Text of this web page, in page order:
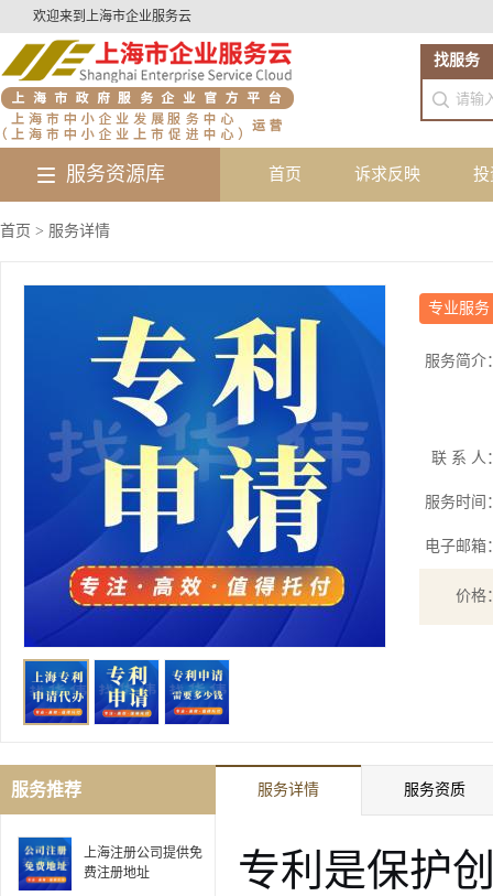
欢迎来到上海市企业服务云
找服务
服务资源库 首页 诉求反映 投
首页 > 服务详情
专业服务
服务简介
联 系 人
服务时间
电子邮箱
价格
服务推荐
上海注册公司提供免
费注册地址
服务详情 服务资质
专利是保护